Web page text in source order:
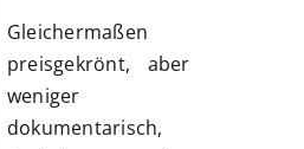
Gleichermaßen
preisgekrönt, aber
weniger
dokumentarisch,